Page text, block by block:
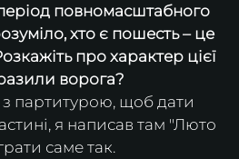
повномасштабного
хто є пошесть – це
про характер цієї
ворога?
партитурою, щоб дати
я написав там "Люто
саме так.